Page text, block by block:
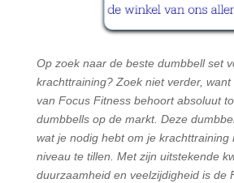
Op zoek naar de beste dumbbell set
krachttraining? Zoek niet verder,
van Focus Fitness behoort absoluut
dumbbells op de markt. Deze
wat je nodig hebt om je krachttraining
niveau te tillen. Met zijn uitstekende
duurzaamheid en veelzijdigheid is de